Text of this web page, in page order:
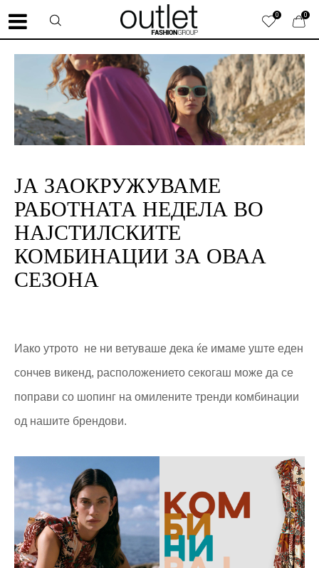
0
0
ЈА ЗАОКРУЖУВАМЕ
РАБОТНАТА НЕДЕЛА ВО
НАЈСТИЛСКИТЕ
КОМБИНАЦИИ ЗА ОВАА
СЕЗОНА
Иако утрото не ни ветуваше дека ќе имаме уште еден
сончев викенд, расположението секогаш може да се
поправи со шопинг на омилените тренди комбинации
од нашите брендови.